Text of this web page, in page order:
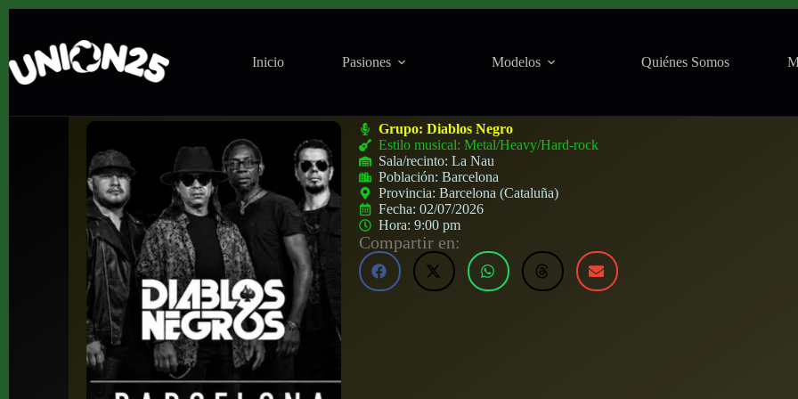
Inicio Pasiones Modelos Quiénes Somos
Grupo:Diablos Negro
Estilo musical: Metal/Heavy/Hard-rock
Sala/recinto:La Nau
Población:Barcelona
Provincia:Barcelona (Cataluña)
Fecha:02/07/2026
Hora:9:00 pm
Compartir en: